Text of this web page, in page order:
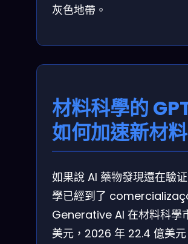
灰色地帶。
材料科學的
如何加速新材
如果說 AI 藥物發現還在驗
學已經到了
Generative AI 在材料科學
美元，2026 年 22.4 億美